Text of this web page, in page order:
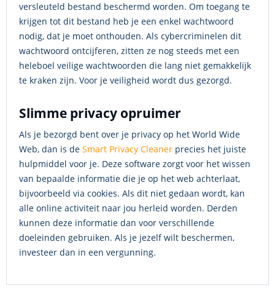
versleuteld bestand beschermd worden. Om toegang te
krijgen tot dit bestand heb je een enkel wachtwoord
nodig, dat je moet onthouden. Als cybercriminelen dit
wachtwoord ontcijferen, zitten ze nog steeds met een
heleboel veilige wachtwoorden die lang niet gemakkelijk
te kraken zijn. Voor je veiligheid wordt dus gezorgd.
Slimme privacy opruimer
Als je bezorgd bent over je privacy op het World Wide
Web, dan is de Smart Privacy Cleaner precies het juiste
hulpmiddel voor je. Deze software zorgt voor het wissen
van bepaalde informatie die je op het web achterlaat,
bijvoorbeeld via cookies. Als dit niet gedaan wordt, kan
alle online activiteit naar jou herleid worden. Derden
kunnen deze informatie dan voor verschillende
doeleinden gebruiken. Als je jezelf wilt beschermen,
investeer dan in een vergunning.